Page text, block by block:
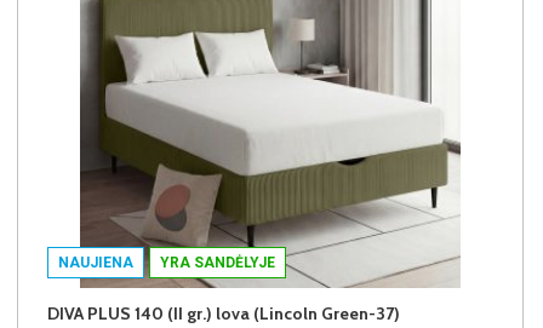
NAUJIENA YRA SANDĖLYJE
DIVA PLUS 140 (II gr.) lova (Lincoln Green-37)